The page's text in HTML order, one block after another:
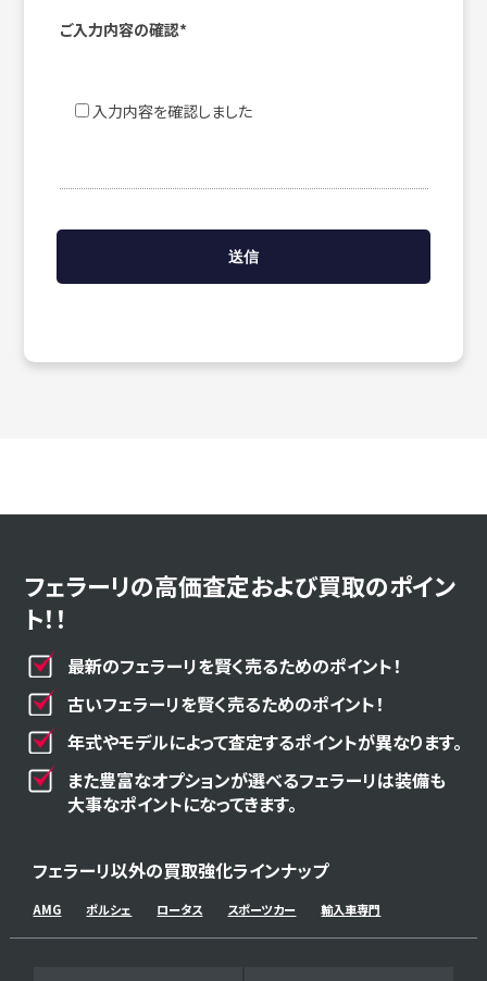
ご入力内容の確認*
入力内容を確認しました
フェラーリの高価査定および買取のポイン
ト！！
最新のフェラーリを賢く売るためのポイント！
古いフェラーリを賢く売るためのポイント！
年式やモデルによって査定するポイントが異なります。
また豊富なオプションが選べるフェラーリは装備も
大事なポイントになってきます。
フェラーリ以外の買取強化ラインナップ
AMG ポルシェ ロータス スポーツカー 輸入車専門